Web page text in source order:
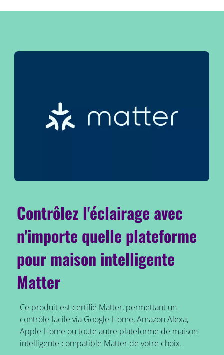
Contrôlez l'éclairage avec
n'importe quelle plateforme
pour maison intelligente
Matter
Ce produit est certifié Matter, permettant un
contrôle facile via Google Home, Amazon Alexa,
Apple Home ou toute autre plateforme de maison
intelligente compatible Matter de votre choix.